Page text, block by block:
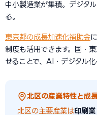
中小製造業が集積。デジタ
る。
東京都の成長加速化補助金
制度も活用できます。国・
せることで、AI・デジタル
北区の産業特性と成
北区の主要産業は 印刷